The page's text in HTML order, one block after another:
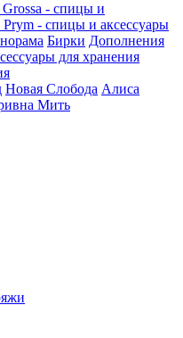
Grossa - спицы и
Prym - спицы и аксессуары
Бирки Дополнения
для хранения
Новая Слобода Алиса
Мить